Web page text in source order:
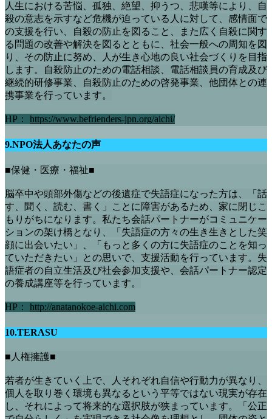
人生における苦悩、孤独、絶望、抑うつ、悲嘆等により、自
殺の意志を示すなど危機が迫っている人に対して、感情面で
の支援を行い、自殺の防止を図ること、また広く自殺に関す
る問題の改善や解決を図るとともに、社会一般への周知を図
り、その防止に努め、人が生き心地の良い社会づくりを目指
します。自殺防止のための電話相談、電話相談員の育成及び
継続的研修事業、自殺防止のための啓発事業、他団体との連
携事業を行っています。
HP： https://www.befrienders-jpn.org/aichi/
9.NPO法人あなたの声
■保健・医療・福祉■
脳卒中や頭部外傷などの後遺症で失語症になった方は、「話
す、聞く、読む、書く」ことに障害があるため、家に閉じこ
もりがちになります。私たち会話パートナーがコミュニケー
ションの架け橋となり、「失語症の方々の生き生きとした笑
顔に出会いたい」、「もっと多くの方に失語症のことを知っ
ていただきたい」との思いで、支援活動を行っています。失
語症者の自立生活及び社会参加支援や、会話パートナー認定
の養成講座等を行っています。
HP： http://anatanokoe-aichi.com
10.TERASU
■人権擁護■
若者が生きていく上で、人それぞれ自信や行動力が異なり、
個人を取り巻く環境も異なるという平等ではない現実が存在
し、それによって将来的な選択肢が狭まっています。「公正